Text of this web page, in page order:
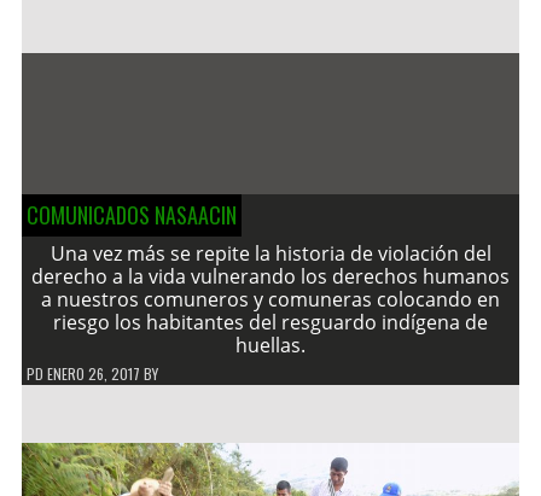
COMUNICADOS NASAACIN
Una vez más se repite la historia de violación del
derecho a la vida vulnerando los derechos humanos
a nuestros comuneros y comuneras colocando en
riesgo los habitantes del resguardo indígena de
huellas.
PD ENERO 26, 2017 BY